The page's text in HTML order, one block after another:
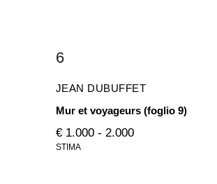
6
JEAN DUBUFFET
Mur et voyageurs (foglio 9)
€ 1.000 - 2.000
STIMA